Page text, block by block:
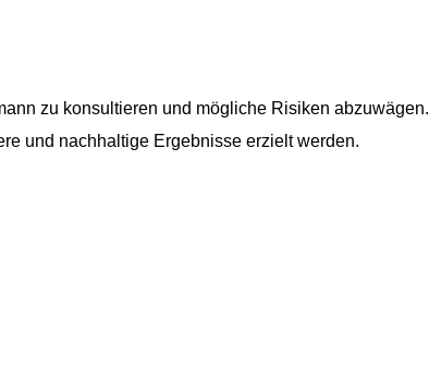
zu konsultieren und mögliche Risiken abzuwägen.
und nachhaltige Ergebnisse erzielt werden.